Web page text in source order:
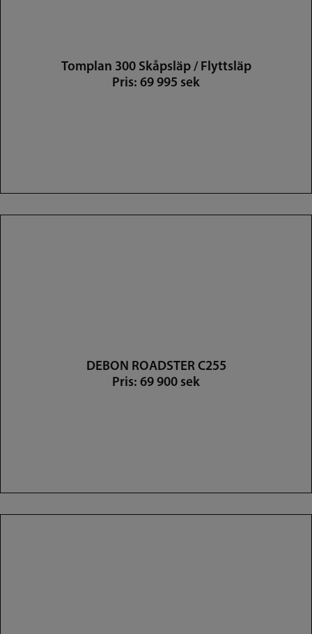
Tomplan 300 Skåpsläp / Flyttsläp
Pris: 69 995 sek
DEBON ROADSTER C255
Pris: 69 900 sek